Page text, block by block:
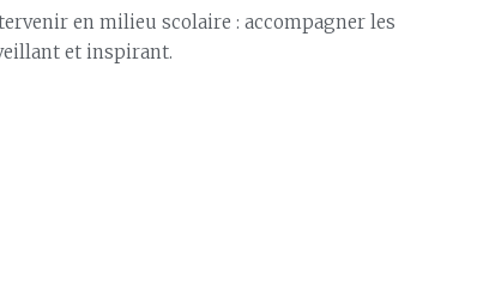
en milieu scolaire : accompagner les
et inspirant.